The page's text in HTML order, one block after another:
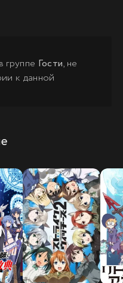
группе Гости, не
к данной